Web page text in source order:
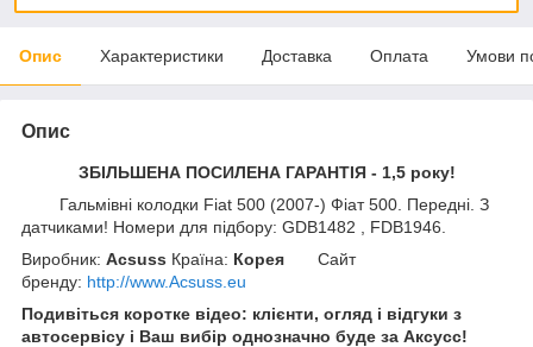
Опис Характеристики Доставка Оплата Умови
Опис
ЗБІЛЬШЕНА ПОСИЛЕНА ГАРАНТІЯ - 1,5 року!
Гальмівні колодки Fiat 500 (2007-) Фіат 500. Передні. З
датчиками! Номери для підбору: GDB1482 , FDB1946.
Виробник: Acsuss Країна: Корея
Сайт
бренду: http://www.Acsuss.eu
Подивіться коротке відео: клієнти, огляд і відгуки з
автосервісу і Ваш вибір однозначно буде за Aксусс!